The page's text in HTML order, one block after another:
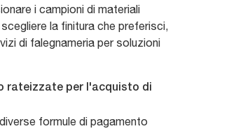
i campioni di materiali
la finitura che preferisci,
di falegnameria per soluzioni
rateizzate per l'acquisto di
formule di pagamento